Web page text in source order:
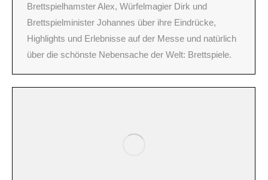
Brettspielhamster Alex, Würfelmagier Dirk und
Brettspielminister Johannes über ihre Eindrücke,
Highlights und Erlebnisse auf der Messe und natürlich
über die schönste Nebensache der Welt: Brettspiele.